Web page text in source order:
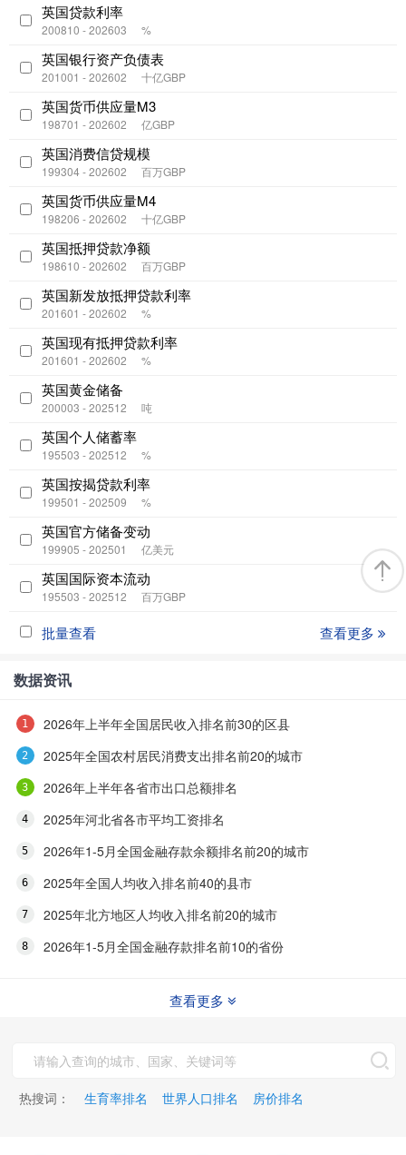
英国贷款利率
200810 - 202603 %
英国银行资产负债表
201001 - 202602 十亿GBP
英国货币供应量M3
198701 - 202602 亿GBP
英国消费信贷规模
199304 - 202602 百万GBP
英国货币供应量M4
198206 - 202602 十亿GBP
英国抵押贷款净额
198610 - 202602 百万GBP
英国新发放抵押贷款利率
201601 - 202602 %
英国现有抵押贷款利率
201601 - 202602 %
英国黄金储备
200003 - 202512 吨
英国个人储蓄率
195503 - 202512 %
英国按揭贷款利率
199501 - 202509 %
英国官方储备变动
199905 - 202501 亿美元
英国国际资本流动
195503 - 202512 百万GBP
批量查看 查看更多
数据资讯
2026年上半年全国居民收入排名前30的区县
2025年全国农村居民消费支出排名前20的城市
2026年上半年各省市出口总额排名
2025年河北省各市平均工资排名
2026年1-5月全国金融存款余额排名前20的城市
2025年全国人均收入排名前40的县市
2025年北方地区人均收入排名前20的城市
2026年1-5月全国金融存款排名前10的省份
查看更多
热搜词： 生育率排名 世界人口排名 房价排名